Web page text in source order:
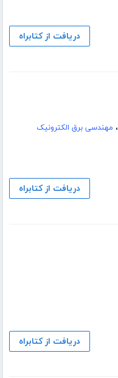
دریافت از کتابراه
، مهندسی برق الکترونیک
دریافت از کتابراه
دریافت از کتابراه